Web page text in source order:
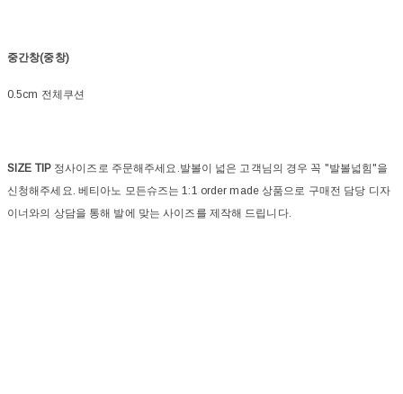
중간창(중창)
0.5cm 전체쿠션
SIZE TIP정사이즈로 주문해주세요.발볼이 넓은 고객님의 경우 꼭 "발볼넓힘"을
신청해주세요. 베티아노 모든슈즈는 1:1 order made 상품으로 구매전 담당 디자
이너와의 상담을 통해 발에 맞는 사이즈를 제작해 드립니다.